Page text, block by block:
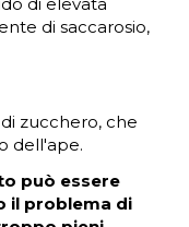
di elevata
di saccarosio,
zucchero, che
dell'ape.
può essere
il problema di